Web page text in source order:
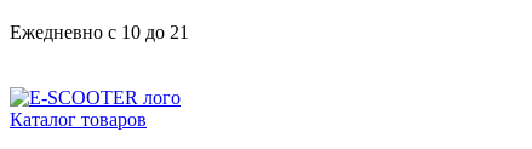
Ежедневно с 10 до 21
Каталог товаров